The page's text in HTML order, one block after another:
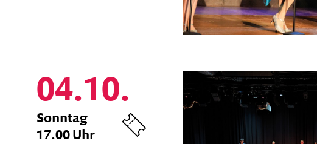
04.10.
zum
Ticket
Sonntag
17.00 Uhr